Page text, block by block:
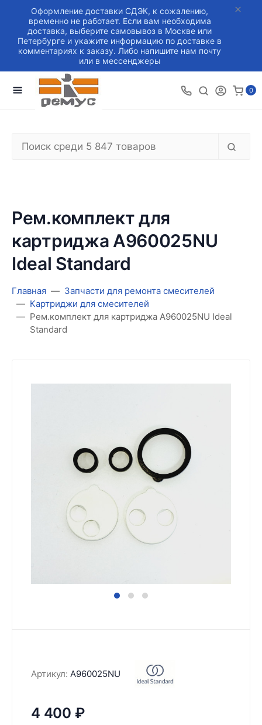
Оформление доставки СДЭК, к сожалению,
временно не работает. Если вам необходима
доставка, выберите самовывоз в Москве или
Петербурге и укажите информацию по доставке в
комментариях к заказу. Либо напишите нам почту
или в мессенджеры
0
Рем.комплект для
картриджа A960025NU
Ideal Standard
Главная
Запчасти для ремонта смесителей
Картриджи для смесителей
Рем.комплект для картриджа A960025NU Ideal
Standard
Артикул: A960025NU
4 400 ₽